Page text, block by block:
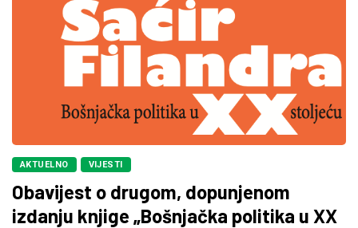
AKTUELNO VIJESTI
Obavijest o drugom, dopunjenom
izdanju knjige „Bošnjačka politika u XX